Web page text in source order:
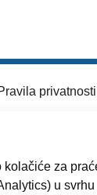
privatnosti
kolačiće za
u